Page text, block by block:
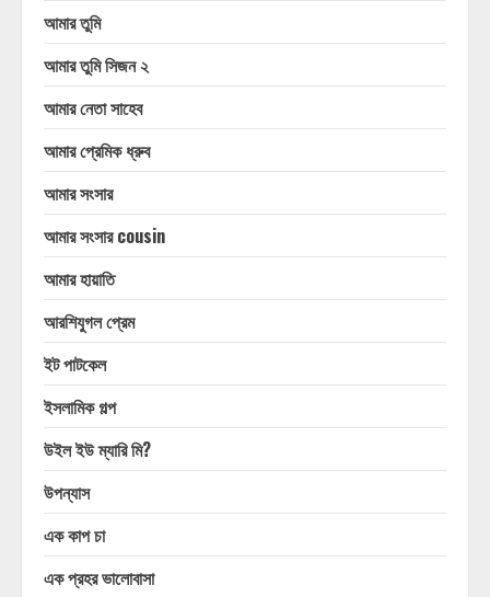
আমার তুমি
আমার তুমি সিজন ২
আমার নেতা সাহেব
আমার প্রেমিক ধ্রুব
আমার সংসার
আমার সংসার cousin
আমার হায়াতি
আরশিযুগল প্রেম
ইট পাটকেল
ইসলামিক গল্প
উইল ইউ ম্যারি মি?
উপন্যাস
এক কাপ চা
এক প্রহর ভালোবাসা